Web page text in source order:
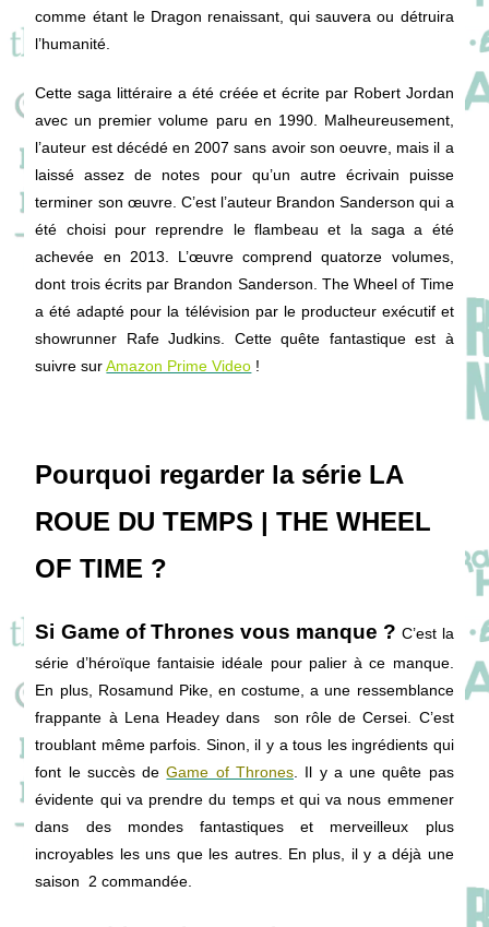
comme étant le Dragon renaissant, qui sauvera ou détruira
l’humanité.
Cette saga littéraire a été créée et écrite par Robert Jordan
avec un premier volume paru en 1990. Malheureusement,
l’auteur est décédé en 2007 sans avoir son oeuvre, mais il a
laissé assez de notes pour qu’un autre écrivain puisse
terminer son œuvre. C’est l’auteur Brandon Sanderson qui a
été choisi pour reprendre le flambeau et la saga a été
achevée en 2013. L’œuvre comprend quatorze volumes,
dont trois écrits par Brandon Sanderson. The Wheel of Time
a été adapté pour la télévision par le producteur exécutif et
showrunner Rafe Judkins. Cette quête fantastique est à
suivre surAmazon Prime Video !
Pourquoi regarder la série LA
ROUE DU TEMPS | THE WHEEL
OF TIME ?
Si Game of Thrones vous manque ? C’est la
série d’héroïque fantaisie idéale pour palier à ce manque.
En plus, Rosamund Pike, en costume, a une ressemblance
frappante à Lena Headey dans son rôle de Cersei. C’est
troublant même parfois. Sinon, il y a tous les ingrédients qui
font le succès deGame of Thrones . Il y a une quête pas
évidente qui va prendre du temps et qui va nous emmener
dans des mondes fantastiques et merveilleux plus
incroyables les uns que les autres. En plus, il y a déjà une
saison 2 commandée.